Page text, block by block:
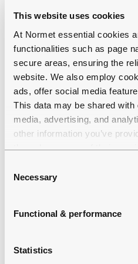
This website uses cookies
At Normet essential cookies
functionalities such as page
secure areas, ensuring the
website. We also employ
ads, offer social media
This data may be shared
media, advertising, and
other information you’ve
through your use of their
Necessary
Functional & performance
Statistics
SERVICIO DE
EN
es un curso de nivel
profundizando en los
las técnicas detalladas